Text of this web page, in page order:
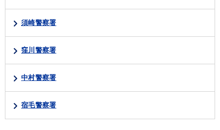
須崎警察署
窪川警察署
中村警察署
宿毛警察署